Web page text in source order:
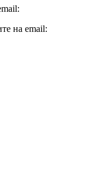
на email: